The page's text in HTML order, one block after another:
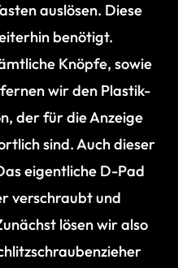
auslösen. Diese
benötigt.
Knöpfe, sowie
wir den Plastik-
der für die Anzeige
sind. Auch dieser
eigentliche D-Pad
verschraubt und
lösen wir also